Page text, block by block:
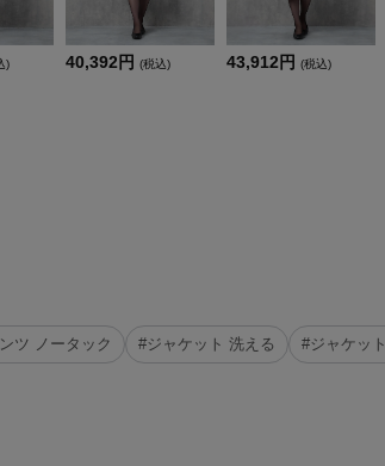
) 40,392円 (税込) 43,912円 (税込)
ツ ノータック #ジャケット 洗える #ジャケッ